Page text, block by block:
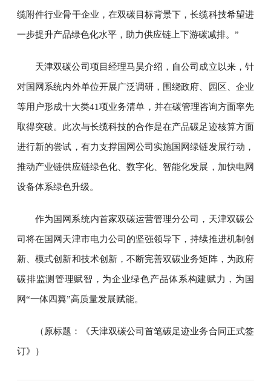
缆附件行业骨干企业，在双碳目标背景下，长缆科技希望进
一步提升产品绿色化水平，助力供应链上下游碳减排。”
天津双碳公司项目经理马昊介绍，自公司成立以来，针
对国网系统内外单位开展广泛调研，围绕政府、园区、企业
等用户形成十大类41项业务清单，并在碳管理咨询方面率先
取得突破。此次与长缆科技的合作是在产品碳足迹核算方面
进行新的尝试，有力支撑国网公司实施国网绿链发展行动，
推动产业链供应链绿色化、数字化、智能化发展，加快电网
设备体系绿色升级。
作为国网系统内首家双碳运营管理分公司，天津双碳公
司将在国网天津市电力公司的坚强领导下，持续推进机制创
新、模式创新和技术创新，不断完善双碳业务矩阵，为政府
碳排监测管理赋智，为企业绿色产品体系构建赋力，为国
网“一体四翼”高质量发展赋能。
（原标题：《天津双碳公司首笔碳足迹业务合同正式签
订》）